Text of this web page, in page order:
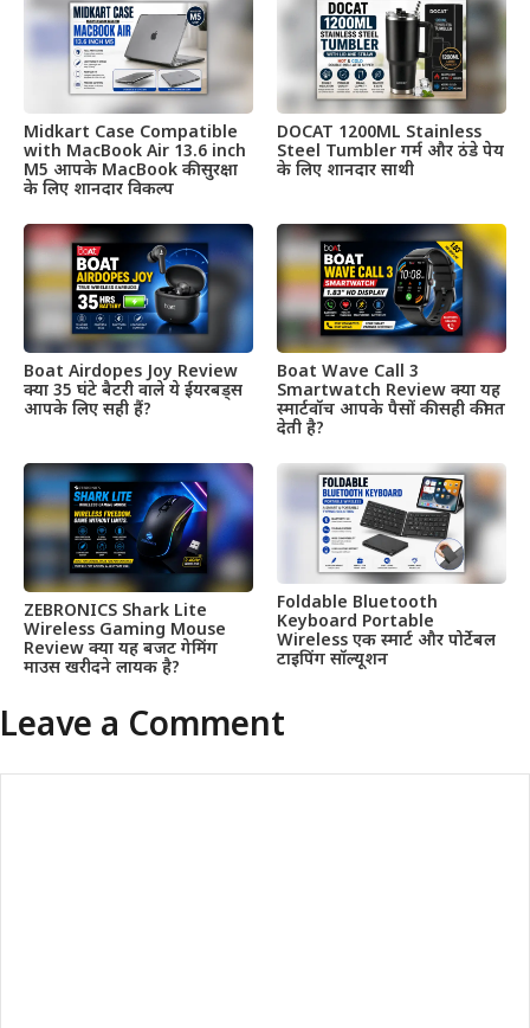
Midkart Case Compatible
with MacBook Air 13.6 inch
M5 आपके MacBook की सुरक्षा
के लिए शानदार विकल्प
DOCAT 1200ML Stainless
Steel Tumbler गर्म और ठंडे पेय
के लिए शानदार साथी
Boat Airdopes Joy Review
क्या 35 घंटे बैटरी वाले ये ईयरबड्स
आपके लिए सही हैं?
Boat Wave Call 3
Smartwatch Review क्या यह
स्मार्टवॉच आपके पैसों की सही कीमत
देती है?
ZEBRONICS Shark Lite
Wireless Gaming Mouse
Review क्या यह बजट गेमिंग
माउस खरीदने लायक है?
Foldable Bluetooth
Keyboard Portable
Wireless एक स्मार्ट और पोर्टेबल
टाइपिंग सॉल्यूशन
Leave a Comment